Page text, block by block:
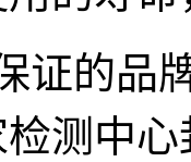
证的品
测中